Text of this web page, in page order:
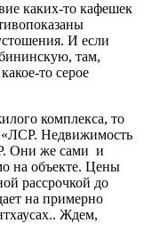
каких-то кафешек
И если
там,
то серое
комплекса, то
«ЛСР. Недвижимость
Они же сами и
на объекте. Цены
рассрочкой до
на примерно
Ждем,